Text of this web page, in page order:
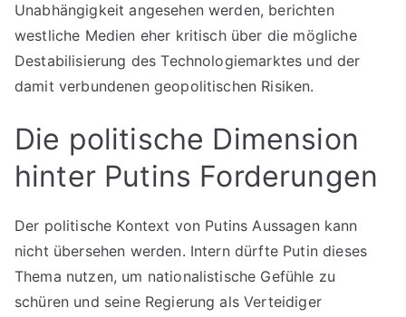
Unabhängigkeit angesehen werden, berichten
westliche Medien eher kritisch über die mögliche
Destabilisierung des Technologiemarktes und der
damit verbundenen geopolitischen Risiken.
Die politische Dimension
hinter Putins Forderungen
Der politische Kontext von Putins Aussagen kann
nicht übersehen werden. Intern dürfte Putin dieses
Thema nutzen, um nationalistische Gefühle zu
schüren und seine Regierung als Verteidiger